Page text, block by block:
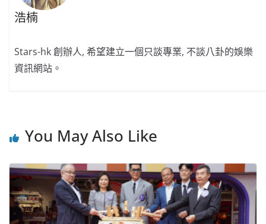
浩楠
Stars-hk 創辦人, 希望建立一個只談專業, 不談八卦的娛樂
資訊網站。
You May Also Like